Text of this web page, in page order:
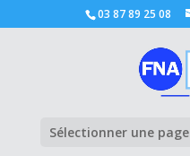
03 87 89 25 08
Sélectionner une page